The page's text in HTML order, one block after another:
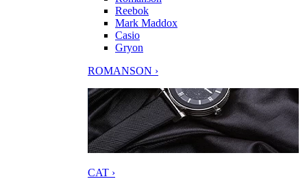
Reebok
Mark Maddox
Casio
Gryon
ROMANSON ›
CAT ›